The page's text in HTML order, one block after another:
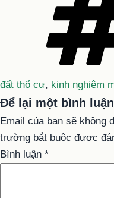
đất thổ cư, kinh nghiệm
Để lại một bình luận
Email của bạn sẽ không
trường bắt buộc được
Bình luận *